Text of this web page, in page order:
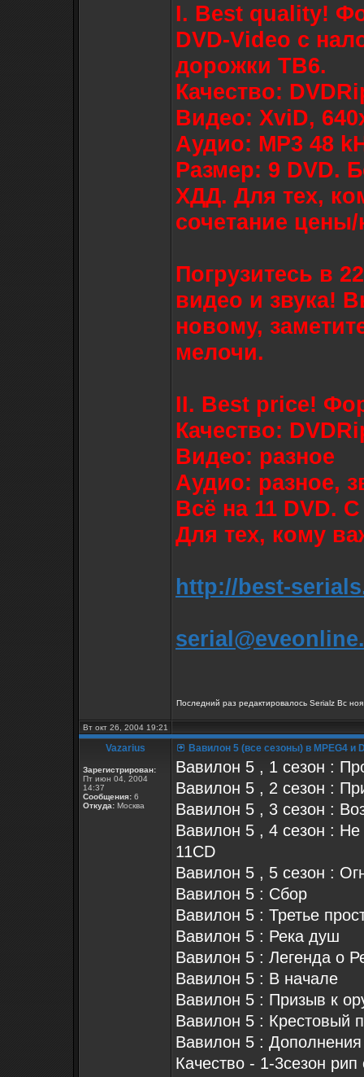
I. Best quality!
DVD-Video с
дорожки ТВ6.
Качество:
Видео: XviD,
Аудио: MP3 48
Размер: 9 DVD.
ХДД. Для тех,
сочетание цены/
Погрузитесь в
видео и звука!
новому,
мелочи.
II. Best price!
Качество:
Видео: разное
Аудио: разное,
Всё на 11 DVD.
Для тех, кому
http://best-
Последний раз редактировалось Serialz Вс
Вт окт 26, 2004 19:21
Vazarius
Зарегистрирован:
Пт июн 04, 2004
14:37
Сообщения: 6
Откуда: Москва
Вавилон 5 (все сезоны) в MPEG4 и
Вавилон 5 , 1 сезон :
Вавилон 5 , 2 сезон :
Вавилон 5 , 3 сезон :
Вавилон 5 , 4 сезон : Не
11CD
Вавилон 5 , 5 сезон :
Вавилон 5 : Сбор
Вавилон 5 : Третье
Вавилон 5 : Река душ
Вавилон 5 : Легенда о
Вавилон 5 : В начале
Вавилон 5 : Призыв к
Вавилон 5 : Крестовый
Вавилон 5 : Дополнения
Качество - 1-3сезон